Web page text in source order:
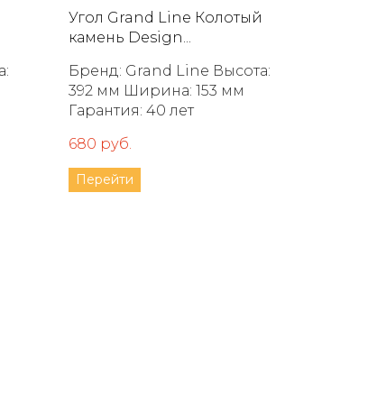
Угол Grand Line Колотый
камень Design...
Бренд: Grand Line Высота:
392 мм Ширина: 153 мм
Гарантия: 40 лет
680 руб.
Перейти